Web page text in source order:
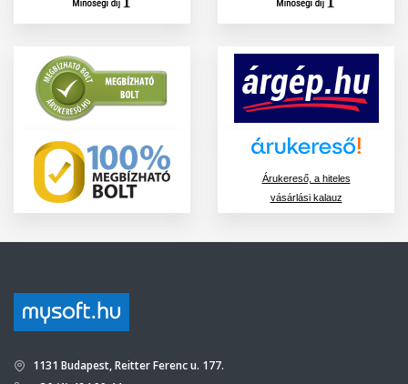
Árukereső, a hiteles
vásárlási kalauz
1131 Budapest, Reitter Ferenc u. 177.